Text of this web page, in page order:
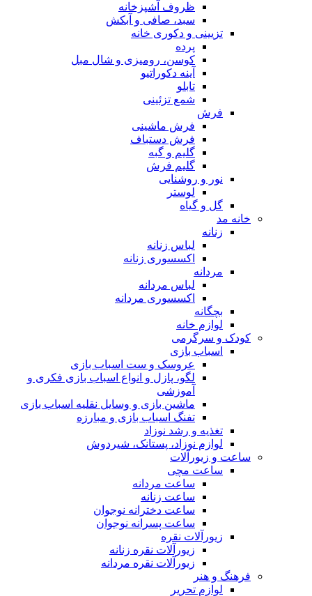
ظروف آشپزخانه
سبد، صافی و آبکش
تزیینی و دکوری خانه
پرده
کوسن، رومیزی و شال مبل
آینه دکوراتیو
تابلو
شمع تزئینی
فرش
فرش ماشینی
فرش دستباف
گلیم و گبه
گلیم فرش
نور و روشنایی
لوستر
گل و گیاه
خانه مد
زنانه
لباس زنانه
اکسسوری زنانه
مردانه
لباس مردانه
اکسسوری مردانه
بچگانه
لوازم خانه
کودک و سرگرمی
اسباب بازی
عروسک و ست اسباب بازی
لگو، پازل و انواع اسباب بازی فکری و
آموزشی
ماشین بازی و وسایل نقلیه اسباب بازی
تفنگ اسباب بازی و مبارزه
تغذیه و رشد نوزاد
لوازم نوزاد، پستانک، شیردوش
ساعت و زیور‌آلات
ساعت مچی
ساعت مردانه
ساعت زنانه
ساعت دخترانه نوجوان
ساعت پسرانه نوجوان
زیورآلات نقره
زیورآلات نقره زنانه
زیورآلات نقره مردانه
فرهنگ و هنر
لوازم تحریر